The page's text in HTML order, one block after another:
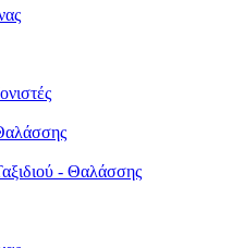
- Θαλάσσης